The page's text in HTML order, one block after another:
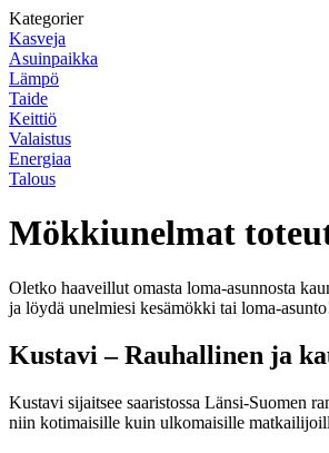
Kategorier
Kasveja
Asuinpaikka
Lämpö
Taide
Keittiö
Valaistus
Energiaa
Talous
Mökkiunelmat
Oletko haaveillut omasta loma-asunnosta
ja löydä unelmiesi kesämökki tai loma-
Kustavi – Rauhallinen ja
Kustavi sijaitsee saaristossa Länsi-Suomen
niin kotimaisille kuin ulkomaisille